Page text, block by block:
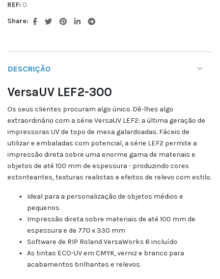
REF: 0
Share:
DESCRIÇÃO
VersaUV LEF2-300
Os seus clientes procuram algo único. Dê-lhes algo
extraordinário com a série VersaUV LEF2: a última geração de
impressoras UV de topo de mesa galardoadas. Fáceis de
utilizar e embaladas com potencial, a série LEF2 permite a
impressão direta sobre uma enorme gama de materiais e
objetos de até 100 mm de espessura - produzindo cores
estonteantes, texturas realistas e efeitos de relevo com estilo.
Ideal para a personalização de objetos médios e
pequenos.
Impressão direta sobre materiais de até 100 mm de
espessura e de 770 x 330 mm
Software de RIP Roland VersaWorks 6 incluído
As tintas ECO-UV em CMYK, verniz e branco para
acabamentos brilhantes e relevos.